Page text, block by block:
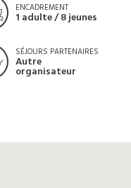
ENCADREMENT
1 adulte / 8 jeunes
SÉJOURS PARTENAIRES
Autre
organisateur